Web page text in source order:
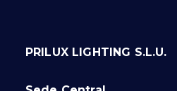
PRILUX LIGHTING S.L.U.